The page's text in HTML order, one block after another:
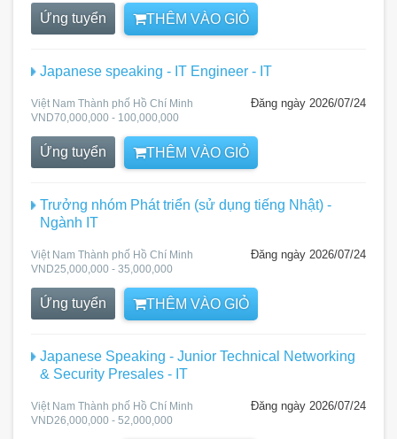
Ứng tuyển THÊM VÀO GIỎ
Japanese speaking - IT Engineer - IT
Đăng ngày 2026/07/24
Việt Nam Thành phố Hồ Chí Minh
VND70,000,000 - 100,000,000
Ứng tuyển THÊM VÀO GIỎ
Trưởng nhóm Phát triển (sử dụng tiếng Nhật) -
Ngành IT
Đăng ngày 2026/07/24
Việt Nam Thành phố Hồ Chí Minh
VND25,000,000 - 35,000,000
Ứng tuyển THÊM VÀO GIỎ
Japanese Speaking - Junior Technical Networking
& Security Presales - IT
Đăng ngày 2026/07/24
Việt Nam Thành phố Hồ Chí Minh
VND26,000,000 - 52,000,000